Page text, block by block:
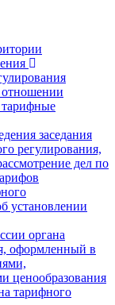
отношении
тарифные
заседания
регулирования,
дел по
установлении
органа
оформленный в
ценообразования
тарифного